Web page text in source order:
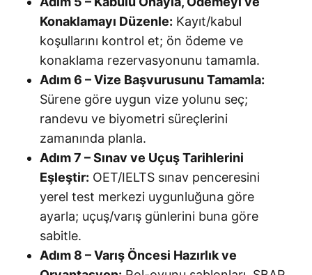
Konaklamayı Düzenle: Kayıt/kabul
koşullarını kontrol et; ön ödeme ve
konaklama rezervasyonunu tamamla.
Adım 6 – Vize Başvurusunu Tamamla:
Sürene göre uygun vize yolunu seç;
randevu ve biyometri süreçlerini
zamanında planla.
Adım 7 – Sınav ve Uçuş Tarihlerini
Eşleştir: OET/IELTS sınav penceresini
yerel test merkezi uygunluğuna göre
ayarla; uçuş/varış günlerini buna göre
sabitle.
Adım 8 – Varış Öncesi Hazırlık ve